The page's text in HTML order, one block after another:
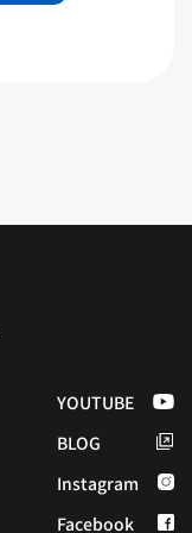
YOUTUBE
BLOG
Instagram
Facebook